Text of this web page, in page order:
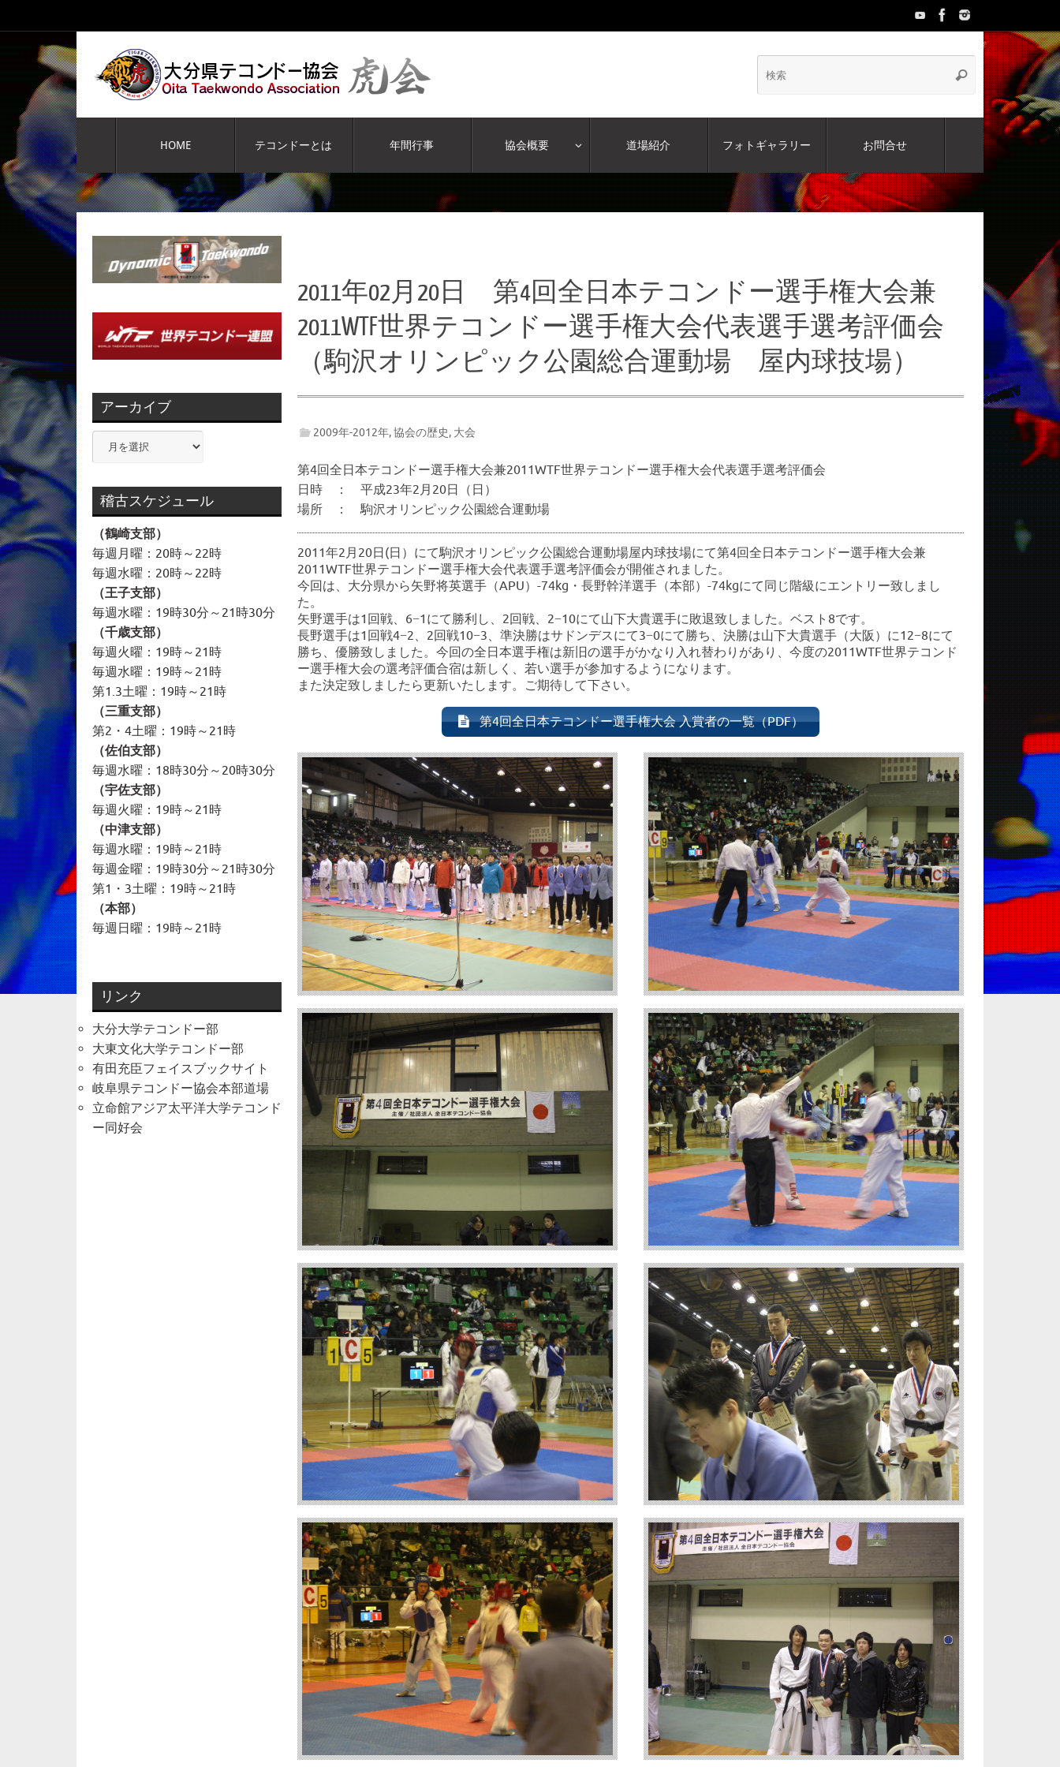
ン
キ
ッ
プ
検
索:
検
コ
ン
テ
ン
ツ
へ
ス
キ
ッ
プ
HOME テコンドーとは 年間行事 協会概要 道場紹介 フォトギャラリー お問合せ
2011年02月20日 第4回全日本テコンドー選手権大会兼
2011WTF世界テコンドー選手権大会代表選手選考評価会
（駒沢オリンピック公園総合運動場 屋内球技場）
2009年-2012年,協会の歴史, 大会
第4回全日本テコンドー選手権大会兼2011WTF世界テコンドー選手権大会代表選手選考評価会
日時 ： 平成23年2月20日（日）
場所 ： 駒沢オリンピック公園総合運動場
2011年2月20日(日）にて駒沢オリンピック公園総合運動場屋内球技場にて第4回全日本テコンドー選手権大会兼
2011WTF世界テコンドー選手権大会代表選手選考評価会が開催されました。
今回は、大分県から矢野将英選手（APU）-74kg・長野幹洋選手（本部）-74kgにて同じ階級にエントリー致しまし
た。
矢野選手は1回戦、6−1にて勝利し、2回戦、2−10にて山下大貴選手に敗退致しました。ベスト8です。
長野選手は1回戦4−2、2回戦10−3、準決勝はサドンデスにて3−0にて勝ち、決勝は山下大貴選手（大阪）に12−8にて
勝ち、優勝致しました。今回の全日本選手権は新旧の選手がかなり入れ替わりがあり、今度の2011WTF世界テコンド
ー選手権大会の選考評価合宿は新しく、若い選手が参加するようになります。
また決定致しましたら更新いたします。ご期待して下さい。
第4回全日本テコンドー選手権大会 入賞者の一覧（PDF）
アーカイブ
ー
イ
ブ
稽古スケジュール
（鶴崎支部）
毎週月曜：20時～22時
毎週水曜：20時～22時
（王子支部）
毎週水曜：19時30分～21時30分
（千歳支部）
毎週火曜：19時～21時
毎週水曜：19時～21時
第1.3土曜：19時～21時
（三重支部）
第2・4土曜：19時～21時
（佐伯支部）
毎週水曜：18時30分～20時30分
（宇佐支部）
毎週火曜：19時～21時
（中津支部）
毎週水曜：19時～21時
毎週金曜：19時30分～21時30分
第1・3土曜：19時～21時
（本部）
毎週日曜：19時～21時
リンク
大分大学テコンドー部
大東文化大学テコンドー部
有田充臣フェイスブックサイト
岐阜県テコンドー協会本部道場
立命館アジア太平洋大学テコンド
ー同好会